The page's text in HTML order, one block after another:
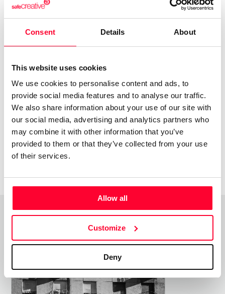
Consent Details About
This website uses cookies
We use cookies to personalise content and ads, to
provide social media features and to analyse our traffic.
We also share information about your use of our site with
our social media, advertising and analytics partners who
may combine it with other information that you’ve
provided to them or that they’ve collected from your use
of their services.
Allow all
Customize
Deny
amor y mente “ 2001 - Libro de fotografías sobre
Libro de poesía: " Bailando solo “ 2016 - Libro de poesía : “
Libro de poesía : “ Rozando la línea del horizonte “ Editorial
certezas". BoD Classic. 2023 - Libro de poesías: " Viajes de
huida". Editorial Metamorfosis